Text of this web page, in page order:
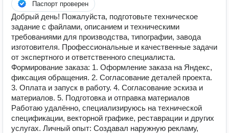
Паспорт проверен
Добрый день! Пожалуйста, подготовьте техническое
задание с файлами, описанием и техническими
требованиями для производства, типографии, завода
изготовителя. Профессиональные и качественные задачи
от экспертного и ответственного специалиста.
Формирование заказа: 1. Оформление заказа на Яндекс,
фиксация обращения. 2. Согласование деталей проекта.
3. Оплата и запуск в работу. 4. Согласование эскиза и
материалов. 5. Подготовка и отправка материалов
Работаю удалённо, специализируюсь на технической
спецификации, векторной графике, реставрации и других
услугах. Личный опыт: Создавал наружную рекламу,